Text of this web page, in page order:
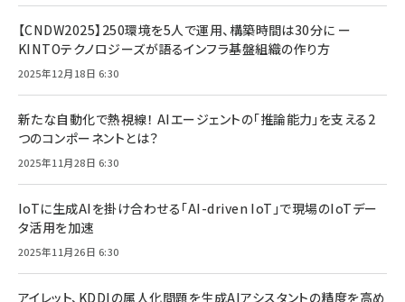
【CNDW2025】250環境を5人で運用、構築時間は30分に ー
KINTOテクノロジーズが語るインフラ基盤組織の作り方
2025年12月18日 6:30
新たな自動化で熱視線！ AIエージェントの「推論能力」を支える2
つのコンポーネントとは？
2025年11月28日 6:30
IoTに生成AIを掛け合わせる「AI-driven IoT」で現場のIoTデー
タ活用を加速
2025年11月26日 6:30
アイレット、KDDIの属人化問題を生成AIアシスタントの精度を高め